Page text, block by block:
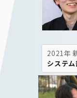
2021年
システム